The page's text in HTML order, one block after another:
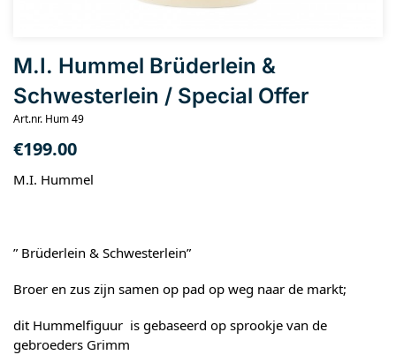
M.I. Hummel Brüderlein &
Schwesterlein / Special Offer
Art.nr. Hum 49
€199.00
M.I. Hummel
” Brüderlein & Schwesterlein”
Broer en zus zijn samen op pad op weg naar de markt;
dit Hummelfiguur is gebaseerd op sprookje van de
gebroeders Grimm